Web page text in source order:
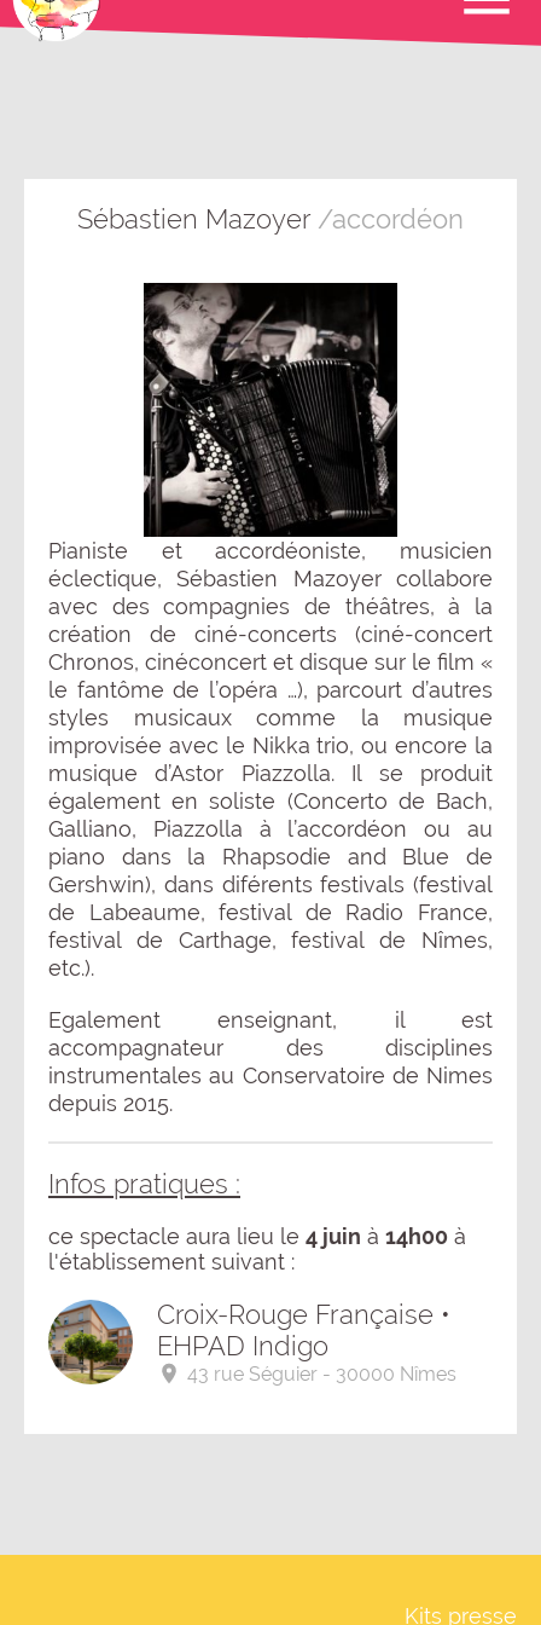
Sébastien Mazoyer /accordéon
Pianiste et accordéoniste, musicien
éclectique, Sébastien Mazoyer collabore
avec des compagnies de théâtres, à la
création de ciné-concerts (ciné-concert
Chronos, cinéconcert et disque sur le film «
le fantôme de l’opéra …), parcourt d’autres
styles musicaux comme la musique
improvisée avec le Nikka trio, ou encore la
musique d’Astor Piazzolla. Il se produit
également en soliste (Concerto de Bach,
Galliano, Piazzolla à l’accordéon ou au
piano dans la Rhapsodie and Blue de
Gershwin), dans diférents festivals (festival
de Labeaume, festival de Radio France,
festival de Carthage, festival de Nîmes,
etc.).
Egalement enseignant, il est
accompagnateur des disciplines
instrumentales au Conservatoire de Nimes
depuis 2015.
Infos pratiques :
ce spectacle aura lieu le 4 juin à 14h00 à
l'établissement suivant :
Croix-Rouge Française •
EHPAD Indigo
43 rue Séguier - 30000 Nîmes
Kits presse